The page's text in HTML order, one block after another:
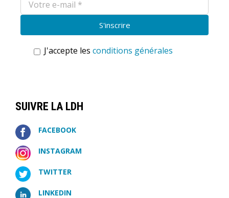
J'accepte les conditions générales
SUIVRE LA LDH
FACEBOOK
INSTAGRAM
TWITTER
LINKEDIN